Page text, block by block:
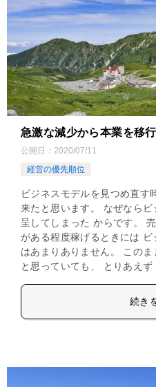
急激な減少から本業を移
公開日： 2020/07/11
経営の優先順位
ビジネスモデルを見つめ直す
来たと思います。 なぜなら
呈してしまった からです。
がある程度稼げるときには
はあまりありません。 この
と思っていても、 とりあえず
続き